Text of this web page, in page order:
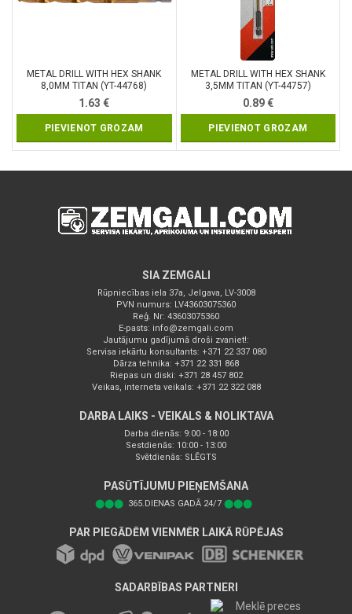
METAL DRILL WITH HEX SHANK
8,0MM TITAN (YT-44768)
1.63€
PIEVIENOT GROZAM
METAL DRILL WITH HEX SHANK
3,5MM TITAN (YT-44757)
0.89€
PIEVIENOT GROZAM
SIA ZEMGALI
Rūpniecības iela 37a, Jelgava, LV-3008
PVN numurs: LV43603075360
Reģ. Nr: 43603075360
E-pasts: info@zemgali.com
Jautājumu gadījumā droši zvaniet!:
Servisa iekārtu konsultants: +371 22 337 080
Dārza tehnika: +371 22 331 868
Riepas un diski: +371 28 457 802
Veikas, interneta veikals: +371 22 322 088
DARBA LAIKS - VEIKALS & NOLIKTAVA
Darba dienās: 9:00 - 18:00
Sestdienās: 10:00 - 13:00
Svētdienās: SLĒGTS
PASŪTĪJUMU PIEŅEMŠANA
⬤⬤⬤ 365.DIENAS GADĀ 24/7 ⬤⬤⬤
PAR PIEGĀDĒM VIENMĒR LAIKĀ RŪPĒJAS
SADARBĪBAS PARTNERI